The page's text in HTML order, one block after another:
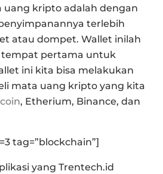
uang kripto adalah dengan
terlebih
atau dompet. Wallet inilah
pertama untuk
ini kita bisa melakukan
mata uang kripto yang kita
, Etherium, Binance, dan
tag=”blockchain”]
yang Trentech.id